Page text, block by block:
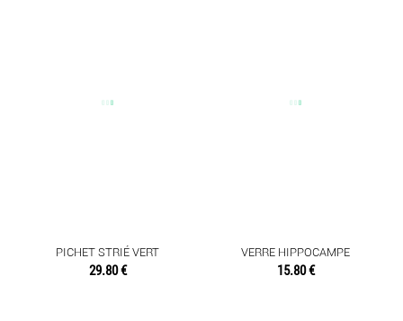
PICHET STRIÉ VERT
29.80 €
VERRE HIPPOCAMPE
15.80 €